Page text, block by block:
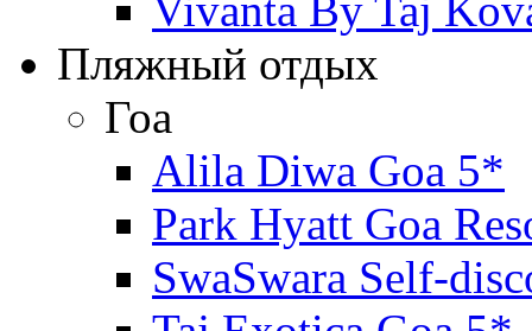
Vivanta By Taj
Пляжный отдых
Гоа
Alila Diwa Goa 5*
Park Hyatt Goa
SwaSwara Self-